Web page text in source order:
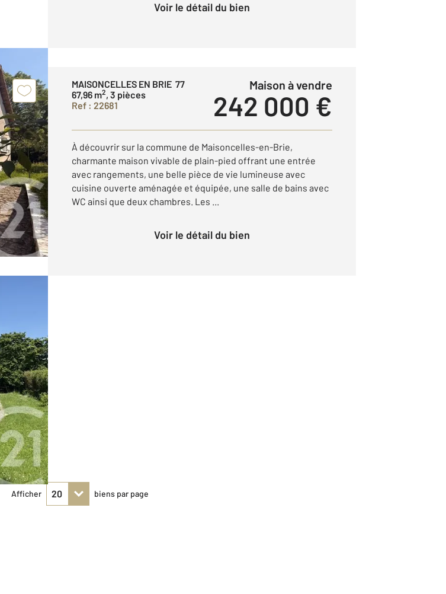
Voir le détail du bien
MAISONCELLES EN BRIE 77
67,96 m2, 3 pièces
Ref : 22681
Maison à vendre
242 000 €
À découvrir sur la commune de Maisoncelles-en-Brie,
charmante maison vivable de plain-pied offrant une entrée
avec rangements, une belle pièce de vie lumineuse avec
cuisine ouverte aménagée et équipée, une salle de bains avec
WC ainsi que deux chambres. Les ...
Voir le détail du bien
Afficher biens par page